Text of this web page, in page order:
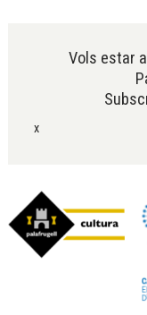
Vols estar
x